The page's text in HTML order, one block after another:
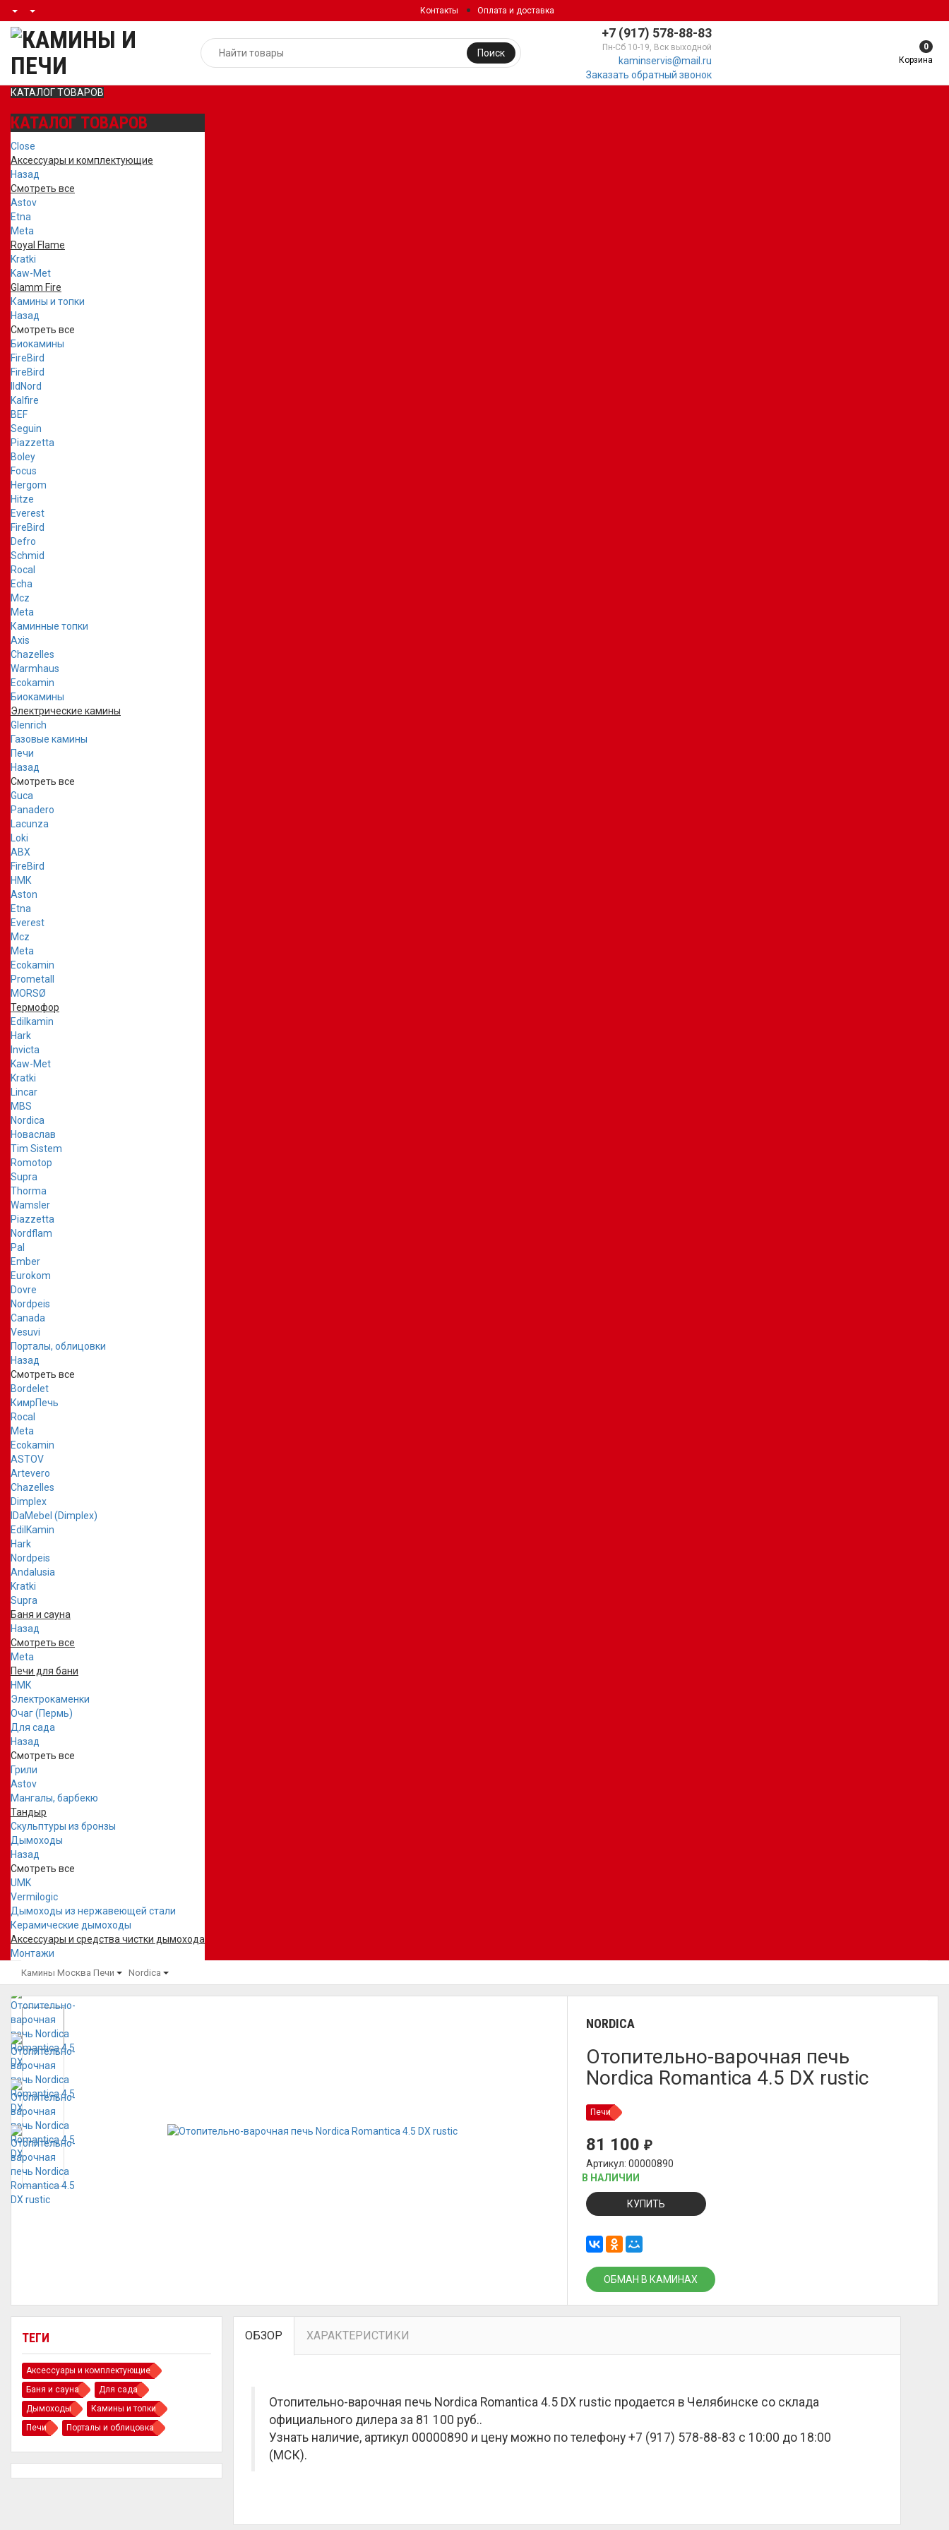
Контакты Оплата и доставка
+7 (917) 578-88-83
Пн-Сб 10-19, Вск выходной
kaminservis@mail.ru
Заказать обратный звонок
Поиск
0
Корзина
КАТАЛОГ ТОВАРОВ
КАТАЛОГ ТОВАРОВ
Close
Аксессуары и комплектующие
Назад
Смотреть все
Astov
Etna
Meta
Royal Flame
Kratki
Kaw-Met
Glamm Fire
Камины и топки
Назад
Смотреть все
Биокамины
FireBird
FireBird
IldNord
Kalfire
BEF
Seguin
Piazzetta
Boley
Focus
Hergom
Hitze
Everest
FireBird
Defro
Schmid
Rocal
Echa
Mcz
Meta
Каминные топки
Axis
Chazelles
Warmhaus
Ecokamin
Биокамины
Электрические камины
Glenrich
Газовые камины
Печи
Назад
Смотреть все
Guca
Panadero
Lacunza
Loki
ABX
FireBird
НМК
Aston
Etna
Everest
Mcz
Meta
Ecokamin
Prometall
MORSØ
Термофор
Edilkamin
Hark
Invicta
Kaw-Met
Kratki
Lincar
MBS
Nordica
Новаслав
Tim Sistem
Romotop
Supra
Thorma
Wamsler
Piazzetta
Nordflam
Pal
Ember
Eurokom
Dovre
Nordpeis
Canada
Vesuvi
Порталы, облицовки
Назад
Смотреть все
Bordelet
КимрПечь
Rocal
Meta
Ecokamin
ASTOV
Artevero
Chazelles
Dimplex
IDaMebel (Dimplex)
EdilKamin
Hark
Nordpeis
Andalusia
Kratki
Supra
Баня и сауна
Назад
Смотреть все
Meta
Печи для бани
НМК
Электрокаменки
Очаг (Пермь)
Для сада
Назад
Смотреть все
Грили
Astov
Мангалы, барбекю
Тандыр
Скульптуры из бронзы
Дымоходы
Назад
Смотреть все
UMK
Vermilogic
Дымоходы из нержавеющей стали
Керамические дымоходы
Аксессуары и средства чистки дымохода
Монтажи
Камины Москва Печи Nordica
NORDICA
Отопительно-варочная печь
Nordica Romantica 4.5 DX rustic
Печи
81 100₽
Артикул: 00000890
В НАЛИЧИИ
КУПИТЬ
ОБМАН В КАМИНАХ
ТЕГИ
Аксессуары и комплектующие
Баня и сауна
Для сада
Дымоходы
Камины и топки
Печи
Порталы и облицовка
ОБЗОР ХАРАКТЕРИСТИКИ
Отопительно-варочная печь Nordica Romantica 4.5 DX rustic продается в Челябинске со склада
официального дилера за 81 100 руб..
Узнать наличие, артикул 00000890 и цену можно по телефону +7 (917) 578-88-83 с 10:00 до 18:00
(МСК).